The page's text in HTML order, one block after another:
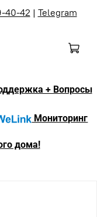
40-42 | Telegram
+ Вопросы
Мониторинг
дома!